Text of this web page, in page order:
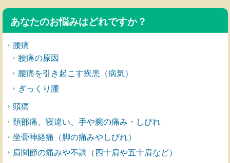
あなたのお悩みはどれですか？
腰痛
腰痛の原因
腰痛を引き起こす疾患（病気）
ぎっくり腰
頭痛
頚部痛、寝違い、手や腕の痛み・しびれ
坐骨神経痛（脚の痛みやしびれ）
肩関節の痛みや不調（四十肩や五十肩など）